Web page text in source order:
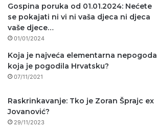
Gospina poruka od 01.01.2024: Nećete
se pokajati ni vi ni vaša djeca ni djeca
vaše djece…
01/01/2024
Koja je najveća elementarna nepogoda
koja je pogodila Hrvatsku?
07/11/2021
Raskrinkavanje: Tko je Zoran Šprajc ex
Jovanović?
29/11/2023